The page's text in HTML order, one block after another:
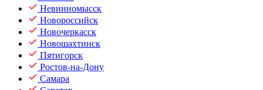
Невинномысск
Новороссийск
Новочеркасск
Новошахтинск
Пятигорск
Ростов-на-Дону
Самара